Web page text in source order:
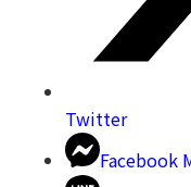
Twitter
Facebook